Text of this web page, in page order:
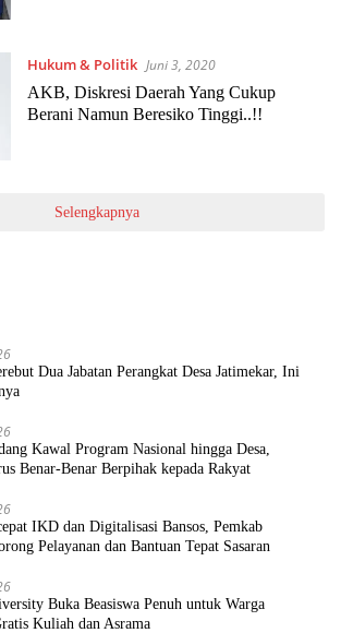
Hukum & Politik Juni 3, 2020
AKB, Diskresi Daerah Yang Cukup
Berani Namun Beresiko Tinggi..!!
Selengkapnya
Dua Jabatan Perangkat Desa Jatimekar, Ini
Kawal Program Nasional hingga Desa,
Benar-Benar Berpihak kepada Rakyat
IKD dan Digitalisasi Bansos, Pemkab
Pelayanan dan Bantuan Tepat Sasaran
Buka Beasiswa Penuh untuk Warga
Kuliah dan Asrama